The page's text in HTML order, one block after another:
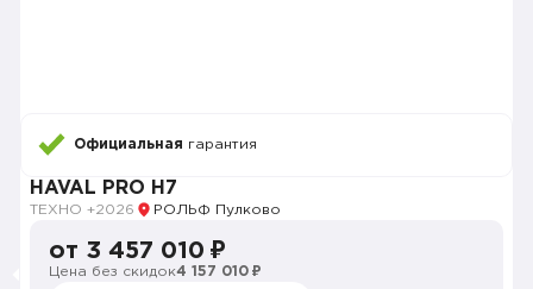
Официальная гарантия
HAVAL PRO H7
ТЕХНО +2026 РОЛЬФ Пулково
от 3 457 010 ₽
Цена без скидок4 157 010 ₽